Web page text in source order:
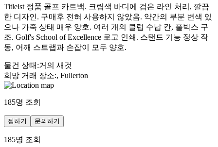
Titleist 정품 골프 카트백. 크림색 바디에 검은 라인 처리, 깔끔
한 디자인. 구매후 전혀 사용하지 않았음. 약간의 부분 변색 있
으나 가죽 상태 매우 양호. 여러 개의 클럽 수납 칸, 풀박스 구
조. Golf's School of Excellence 로고 인쇄. 스탠드 기능 정상 작
동, 어깨 스트랩과 손잡이 모두 양호.
물건 상태 :거의 새것
희망 거래 장소:, Fullerton
185명 조회
찜하기 문의하기
185명 조회